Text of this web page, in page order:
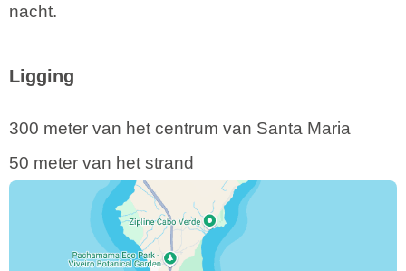
nacht.
Ligging
300 meter van het centrum van Santa Maria
50 meter van het strand